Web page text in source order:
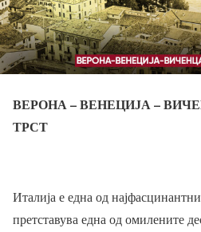
ВЕРОНА – ВЕНЕЦИЈА –
ТРСТ
Италија е една од
претставува една од омилените